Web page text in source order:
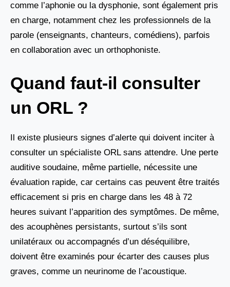
comme l’aphonie ou la dysphonie, sont également pris
en charge, notamment chez les professionnels de la
parole (enseignants, chanteurs, comédiens), parfois
en collaboration avec un orthophoniste.
Quand faut-il consulter
un ORL ?
Il existe plusieurs signes d’alerte qui doivent inciter à
consulter un spécialiste ORL sans attendre. Une perte
auditive soudaine, même partielle, nécessite une
évaluation rapide, car certains cas peuvent être traités
efficacement si pris en charge dans les 48 à 72
heures suivant l’apparition des symptômes. De même,
des acouphènes persistants, surtout s’ils sont
unilatéraux ou accompagnés d’un déséquilibre,
doivent être examinés pour écarter des causes plus
graves, comme un neurinome de l’acoustique.